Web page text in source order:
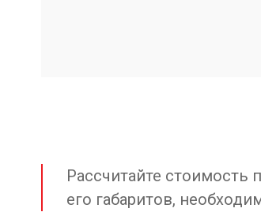
Рассчитайте стоимость
его габаритов,